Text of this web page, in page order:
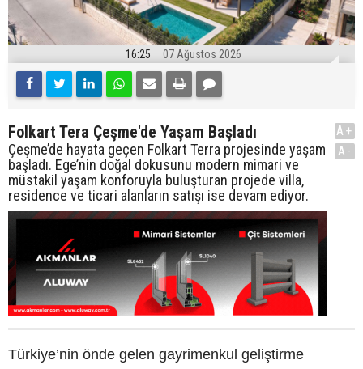
16:25 07 Ağustos 2026
Folkart Tera Çeşme'de Yaşam Başladı
Çeşme’de hayata geçen Folkart Terra projesinde yaşam
başladı. Ege’nin doğal dokusunu modern mimari ve
müstakil yaşam konforuyla buluşturan projede villa,
residence ve ticari alanların satışı ise devam ediyor.
A+
A-
Türkiye’nin önde gelen gayrimenkul geliştirme